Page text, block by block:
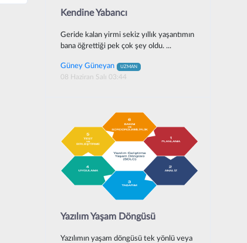
Kendine Yabancı
Geride kalan yirmi sekiz yıllık yaşantımın
bana öğrettiği pek çok şey oldu. ...
Güney Güneyan UZMAN
08 Haziran Salı 03:44
Yazılım Yaşam Döngüsü
Yazılımın yaşam döngüsü tek yönlü veya